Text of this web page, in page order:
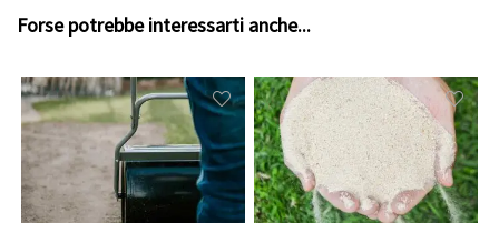
Forse potrebbe interessarti anche...